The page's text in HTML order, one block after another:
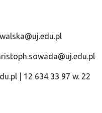
| 12 634 33 97 w. 22